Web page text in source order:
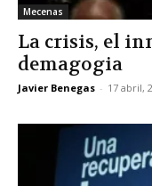
Mecenas
La crisis, el
demagogia
Javier Benegas - 17 abril,